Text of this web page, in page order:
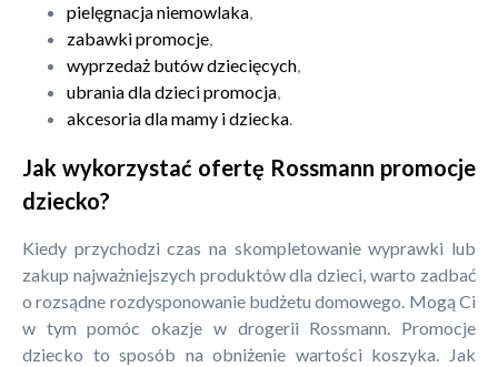
pielęgnacja niemowlaka,
zabawki promocje,
wyprzedaż butów dziecięcych,
ubrania dla dzieci promocja,
akcesoria dla mamy i dziecka.
Jak wykorzystać ofertę Rossmann promocje
dziecko?
Kiedy przychodzi czas na skompletowanie wyprawki lub
zakup najważniejszych produktów dla dzieci, warto zadbać
o rozsądne rozdysponowanie budżetu domowego. Mogą Ci
w tym pomóc okazje w drogerii Rossmann. Promocje
dziecko to sposób na obniżenie wartości koszyka. Jak